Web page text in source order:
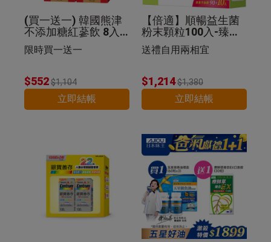
(買一送一) 韓國熊津
不添加糖紅蔘飲 8入
组
限時買一送一
$552$1,104
立即結帳
【倍適】順暢益生菌
粉末顆粒100入-臻愛
限定版禮盒
送禮自用兩相宜
$1,214$1,380
立即結帳